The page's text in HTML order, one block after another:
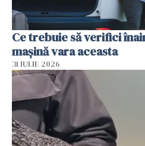
Ce trebuie să verifici
mașină vara aceasta
31 IULIE 2026